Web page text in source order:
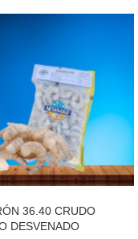
36.40 CRUDO
DESVENADO